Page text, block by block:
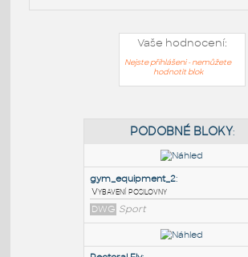
Vaše hodnocení:
Nejste přihlášeni - nemůžete
hodnotit blok